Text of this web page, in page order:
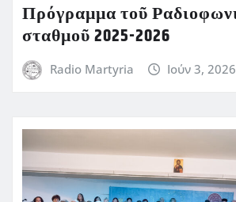
Πρόγραμμα τοῦ
σταθμοῦ 2025-2026
Radio Martyria Ιούν 3, 2026